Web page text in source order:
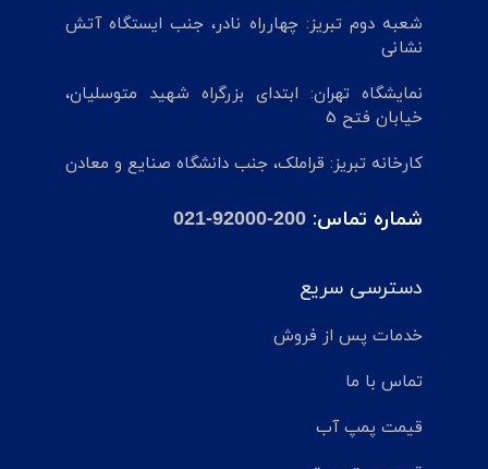
شعبه دوم تبریز: چهارراه نادر، جنب ایستگاه آتش
نشانی
نمایشگاه تهران: ابتدای بزرگراه شهید متوسلیان،
خیابان فتح 5
کارخانه تبریز: قراملک، جنب دانشگاه صنایع و معادن
شماره تماس: 021-92000-200
دسترسی سریع
خدمات پس از فروش
تماس با ما
قیمت پمپ آب